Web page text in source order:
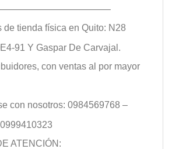
de tienda física en Quito: N28
91 Y Gaspar De Carvajal.
con ventas al por mayor
con nosotros: 0984569768 –
ATENCIÓN: